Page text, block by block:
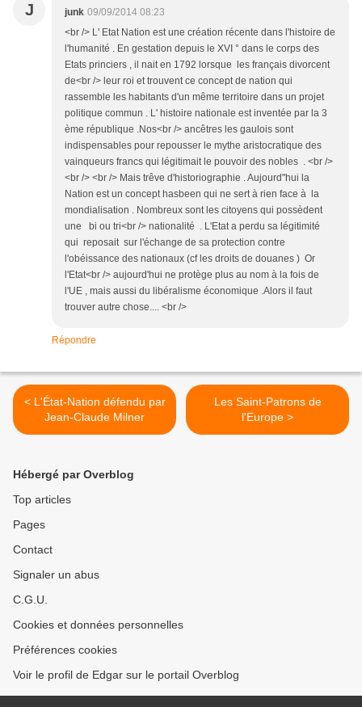
J junk 09/09/2014 08:23
<br /> L' Etat Nation est une création récente dans l'histoire de
l'humanité . En gestation depuis le XVI ° dans le corps des
Etats princiers , il nait en 1792 lorsque les français divorcent
de<br /> leur roi et trouvent ce concept de nation qui
rassemble les habitants d'un même territoire dans un projet
politique commun . L' histoire nationale est inventée par la 3
ème république .Nos<br /> ancêtres les gaulois sont
indispensables pour repousser le mythe aristocratique des
vainqueurs francs qui légitimait le pouvoir des nobles . <br />
<br /> <br /> Mais trêve d'historiographie . Aujourd"hui la
Nation est un concept hasbeen qui ne sert à rien face à la
mondialisation . Nombreux sont les citoyens qui possèdent
une bi ou tri<br /> nationalité . L'Etat a perdu sa légitimité
qui reposait sur l'échange de sa protection contre
l'obéissance des nationaux (cf les droits de douanes ) Or
l'Etat<br /> aujourd'hui ne protège plus au nom à la fois de
l'UE , mais aussi du libéralisme économique .Alors il faut
trouver autre chose.... <br />
Répondre
< L'État-Nation défendu par
Jean-Claude Milner
Les Saint-Patrons de
l'Europe >
Hébergé par Overblog
Top articles
Pages
Contact
Signaler un abus
C.G.U.
Cookies et données personnelles
Préférences cookies
Voir le profil de Edgar sur le portail Overblog